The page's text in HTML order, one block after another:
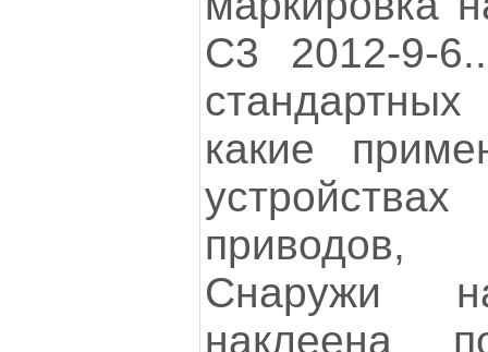
C3 2012-9-
стандартных
какие
Снаружи
наклеена